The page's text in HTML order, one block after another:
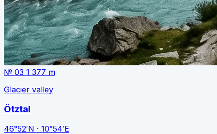
№ 03 1 377 m
Glacier valley
Ötztal
46°52′N · 10°54′E